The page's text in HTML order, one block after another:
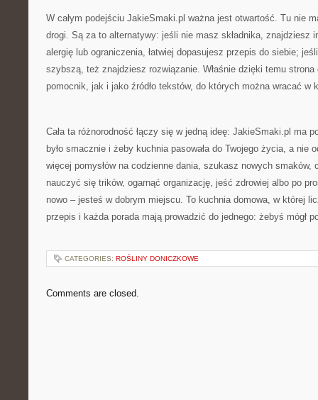
W całym podejściu JakieSmaki.pl ważna jest otwartość. Tu nie
drogi. Są za to alternatywy: jeśli nie masz składnika, znajdziesz
alergię lub ograniczenia, łatwiej dopasujesz przepis do siebie;
szybszą, też znajdziesz rozwiązanie. Właśnie dzięki temu strona
pomocnik, jak i jako źródło tekstów, do których można wracać w
Cała ta różnorodność łączy się w jedną ideę: JakieSmaki.pl ma
było smacznie i żeby kuchnia pasowała do Twojego życia, a nie
więcej pomysłów na codzienne dania, szukasz nowych
nauczyć się trików, ogarnąć organizację, jeść zdrowiej albo po
nowo – jesteś w dobrym miejscu. To kuchnia domowa, w której
przepis i każda porada mają prowadzić do jednego: żebyś mógł
CATEGORIES: ROŚLINY DONICZKOWE
Comments are closed.